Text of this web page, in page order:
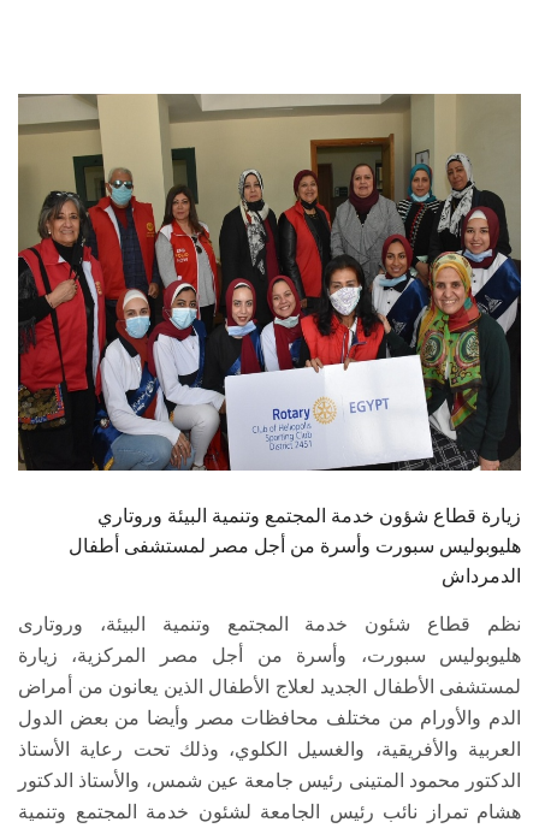
الطلاب
هيئة التدريس
الدراسات العليا
الخريجين
الموظفون
الزائـرون
زيارة قطاع شؤون خدمة المجتمع وتنمية البيئة وروتاري
هليوبوليس سبورت وأسرة من أجل مصر لمستشفى أطفال
الدمرداش
نظم قطاع شئون خدمة المجتمع وتنمية البيئة، وروتارى
هليوبوليس سبورت، وأسرة من أجل مصر المركزية، زيارة
لمستشفى الأطفال الجديد لعلاج الأطفال الذين يعانون من أمراض
الدم والأورام من مختلف محافظات مصر وأيضا من بعض الدول
العربية والأفريقية، والغسيل الكلوي، وذلك تحت رعاية الأستاذ
الدكتور محمود المتينى رئيس جامعة عين شمس، والأستاذ الدكتور
هشام تمراز نائب رئيس الجامعة لشئون خدمة المجتمع وتنمية